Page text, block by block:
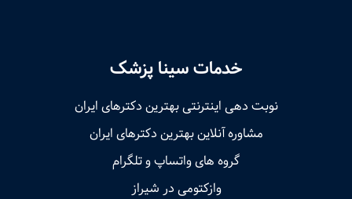
خدمات سینا پزشک
نوبت‌ دهی اینترنتی بهترین دکترهای ایران
مشاوره آنلاین بهترین دکترهای ایران
گروه های واتساپ و تلگرام
وازکتومی در شیراز